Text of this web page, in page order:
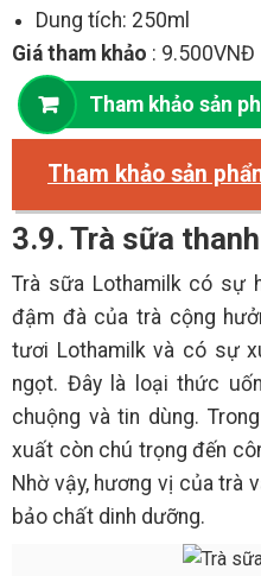
Dung tích: 250ml
Giá tham khảo : 9.500VNĐ
Tham khảo sản
Tham khảo sản
3.9. Trà sữa
Trà sữa Lothamilk có sự
đậm đà của trà cộng
tươi Lothamilk và có sự
ngọt. Đây là loại thức
chuộng và tin dùng.
xuất còn chú trọng đến
Nhờ vậy, hương vị của trà
bảo chất dinh dưỡng.